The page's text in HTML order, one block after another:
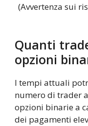
(Avvertenza sui
Quanti
opzioni
I tempi attuali
numero di trader
opzioni binarie a
dei pagamenti